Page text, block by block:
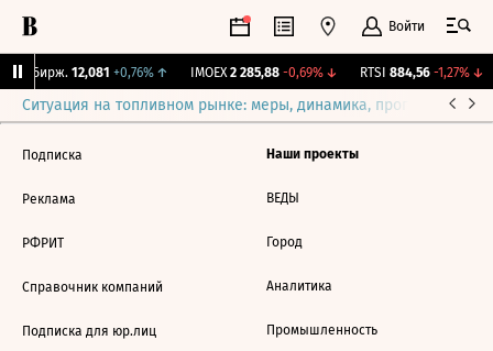
Войти
Бирж. 12,081 +0,76%↑ IMOEX 2 285,88 -0,69%↓ RTSI 884,56 -1,27%↓
Ситуация на топливном рынке: меры, динамика, прогнозы
Подписка
Реклама
РФРИТ
Справочник компаний
Подписка для юр.лиц
Наши проекты
ВЕДЫ
Город
Аналитика
Промышленность